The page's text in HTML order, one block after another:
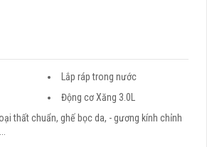
Lắp ráp trong nước
Động cơ Xăng 3.0L
thất chuẩn, ghế bọc da, - gương kính chỉnh